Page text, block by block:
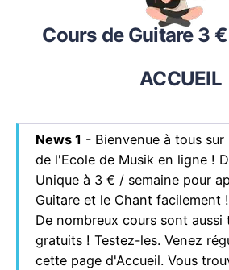
Cours de Guitare 3
ACCUEIL
News 1 - Bienvenue à tous
de l'Ecole de Musik en ligne !
Unique à 3 € / semaine pour
Guitare et le Chant facilement
De nombreux cours sont aussi
gratuits ! Testez-les. Venez
cette page d'Accueil. Vous